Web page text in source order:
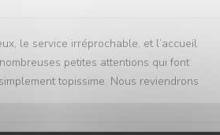
le service irréprochable, et l’accueil
petites attentions qui font
topissime. Nous reviendrons